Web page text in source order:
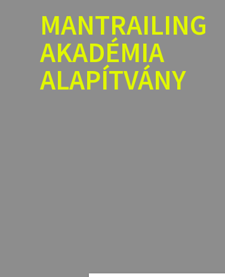
MANTRAILING
AKADÉMIA
ALAPÍTVÁNY